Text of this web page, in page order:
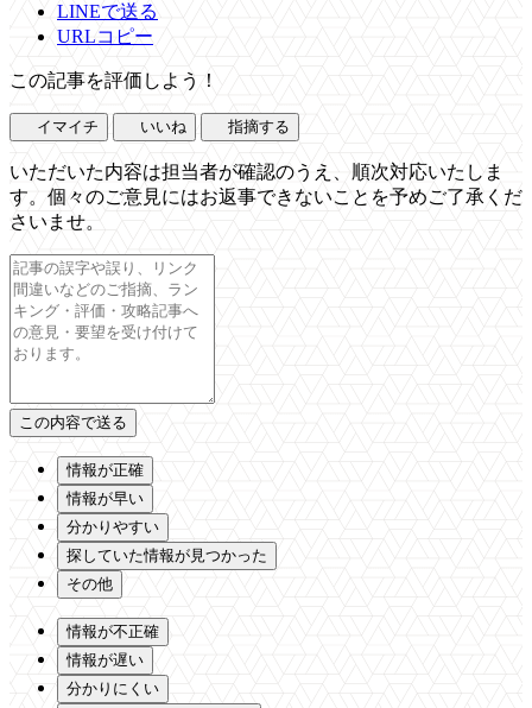
LINEで送る
URLコピー
この記事を評価しよう！
イマイチ いいね 指摘する
いただいた内容は担当者が確認のうえ、順次対応いたしま
す。個々のご意見にはお返事できないことを予めご了承くだ
さいませ。
情報が正確
情報が早い
分かりやすい
探していた情報が見つかった
その他
情報が不正確
情報が遅い
分かりにくい